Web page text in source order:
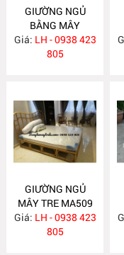
GIƯỜNG NGỦ
BẰNG MÂY
MA512
Giá: LH - 0938 423
805
GIƯỜNG NGỦ
MÂY TRE MA509
Giá: LH - 0938 423
805